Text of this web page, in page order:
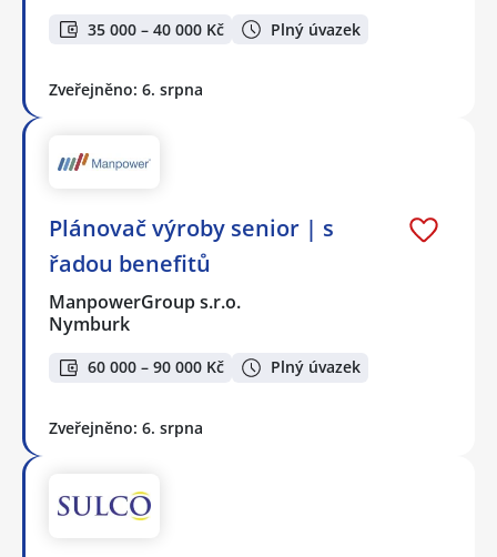
35 000 – 40 000 Kč Plný úvazek
Zveřejněno: 6. srpna
Plánovač výroby senior | s
řadou benefitů
ManpowerGroup s.r.o.
Nymburk
60 000 – 90 000 Kč Plný úvazek
Zveřejněno: 6. srpna